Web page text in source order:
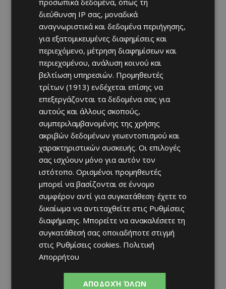
διεύθυνση IP σας, μοναδικά
αναγνωριστικά και δεδομένα περιήγησης,
για εξατομικευμένες διαφημίσεις και
περιεχόμενο, μέτρηση διαφημίσεων και
περιεχομένου, ανάλυση κοινού και
βελτίωση υπηρεσιών. Προμηθευτές
τρίτων (1913) ενδέχεται επίσης να
επεξεργάζονται τα δεδομένα σας για
αυτούς και άλλους σκοπούς,
συμπεριλαμβανομένης της χρήσης
ακριβών δεδομένων γεωεντοπισμού και
χαρακτηριστικών συσκευής. Οι επιλογές
σας ισχύουν μόνο για αυτόν τον
ιστότοπο. Ορισμένοι προμηθευτές
μπορεί να βασίζονται σε έννομο
συμφέρον αντί για συγκατάθεση· έχετε το
δικαίωμα να αντιταχθείτε στις Ρυθμίσεις
διαφήμισης. Μπορείτε να ανακαλέσετε τη
συγκατάθεσή σας οποιαδήποτε στιγμή
στις Ρυθμίσεις cookies. Πολιτική
Απορρήτου
ΑΠΟΔΟΧΉ ΌΛΩΝ